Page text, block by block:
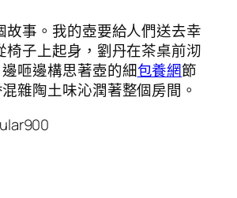
故事。我的壺要給人們送去幸
椅子上起身，劉丹在茶桌前沏
咂邊構思著壺的細包養網節
雜陶土味沁潤著整個房間。